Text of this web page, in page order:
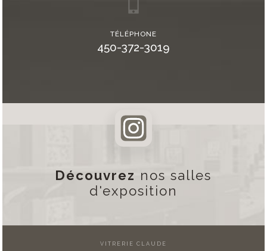
TÉLÉPHONE
450-372-3019
Découvrez nos salles
d'exposition
VITRERIE CLAUDE